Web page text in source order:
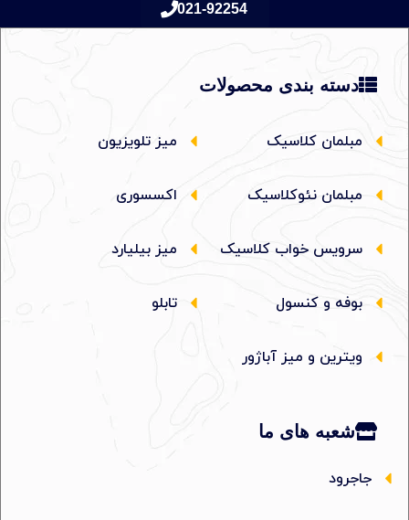
021-92254
دسته بندی محصولات
مبلمان کلاسیک
مبلمان نئوکلاسیک
سرویس خواب کلاسیک
بوفه و کنسول
ویترین و میز آباژور
میز تلویزیون
اکسسوری
میز بیلیارد
تابلو
شعبه های ما
جاجرود